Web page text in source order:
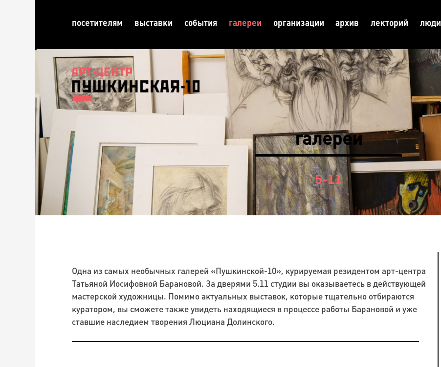
посетителям выставки события галереи организации архив лекторий люди
галереи
5-11
Одна из самых необычных галерей «Пушкинской-10», курируемая резидентом арт-центра
Татьяной Иосифовной Барановой. За дверями 5.11 студии вы оказываетесь в действующей
мастерской художницы. Помимо актуальных выставок, которые тщательно отбираются
куратором, вы сможете также увидеть находящиеся в процессе работы Барановой и уже
ставшие наследием творения Люциана Долинского.